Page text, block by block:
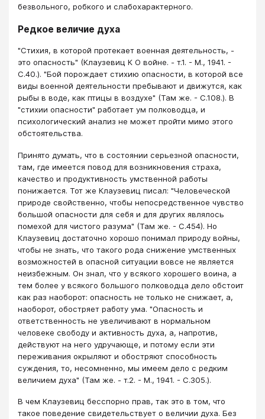
безвольного, робкого и слабохарактерного.
Редкое величие духа
"Стихия, в которой протекает военная деятельность, -
это опасность" (Клаузевиц К О войне. - т.1. - М., 1941. -
С.40.). "Бой порождает стихию опасности, в которой все
виды военной деятельности пребывают и движутся, как
рыбы в воде, как птицы в воздухе" (Там же. - С.108.). В
"стихии опасности" работает ум полководца, и
психологический анализ не может пройти мимо этого
обстоятельства.
Принято думать, что в состоянии серьезной опасности,
там, где имеется повод для возникновения страха,
качество и продуктивность умственной работы
понижается. Тот же Клаузевиц писал: "Человеческой
природе свойственно, чтобы непосредственное чувство
большой опасности для себя и для других являлось
помехой для чистого разума" (Там же. - С.454). Но
Клаузевиц достаточно хорошо понимал природу войны,
чтобы не знать, что такого рода снижение умственных
возможностей в опасной ситуации вовсе не является
неизбежным. Он знал, что у всякого хорошего воина, а
тем более у всякого большого полководца дело обстоит
как раз наоборот: опасность не только не снижает, а,
наоборот, обостряет работу ума. "Опасность и
ответственность не увеличивают в нормальном
человеке свободу и активность духа, а, напротив,
действуют на него удручающе, и потому если эти
переживания окрыляют и обостряют способность
суждения, то, несомненно, мы имеем дело с редким
величием духа" (Там же. - т.2. - М., 1941. - С.305.).
В чем Клаузевиц бесспорно прав, так это в том, что
такое поведение свидетельствует о величии духа. Без